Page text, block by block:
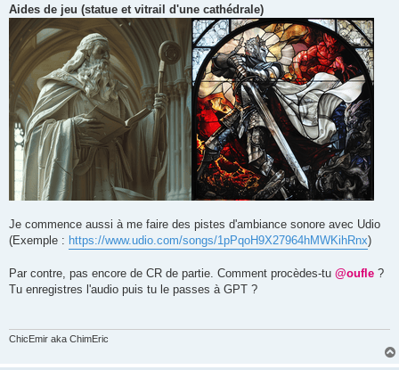
Aides de jeu (statue et vitrail d'une cathédrale)
Je commence aussi à me faire des pistes d'ambiance sonore avec Udio
(Exemple : https://www.udio.com/songs/1pPqoH9X27964hMWKihRnx)
Par contre, pas encore de CR de partie. Comment procèdes-tu @oufle ?
Tu enregistres l'audio puis tu le passes à GPT ?
ChicEmir aka ChimEric